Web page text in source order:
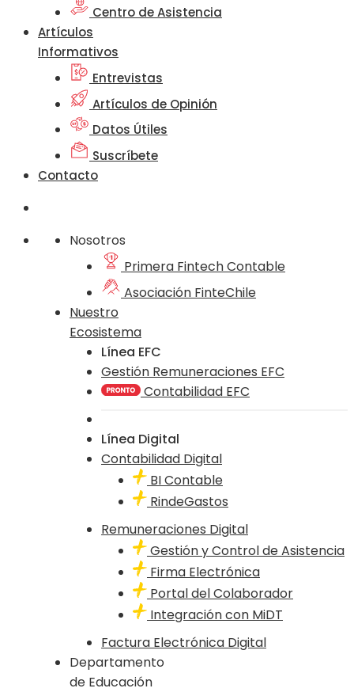
Centro de Asistencia
Artículos
Informativos
Entrevistas
Artículos de Opinión
Datos Útiles
Suscríbete
Contacto
Nosotros
Primera Fintech Contable
Asociación FinteChile
Nuestro
Ecosistema
Línea EFC
Gestión Remuneraciones EFC
Contabilidad EFC
Línea Digital
Contabilidad Digital
BI Contable
RindeGastos
Remuneraciones Digital
Gestión y Control de Asistencia
Firma Electrónica
Portal del Colaborador
Integración con MiDT
Factura Electrónica Digital
Departamento
de Educación